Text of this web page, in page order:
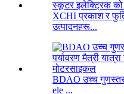
XCHI प्रकाश र
उत्पादनहरू...
BDAO उच्च
ele ...